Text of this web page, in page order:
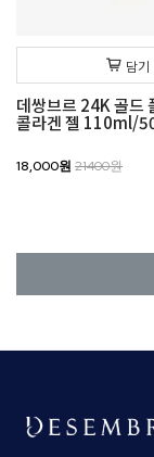
담기
데쌍브르 24K 골드
콜라겐 젤 110ml/
18,000원 21400원